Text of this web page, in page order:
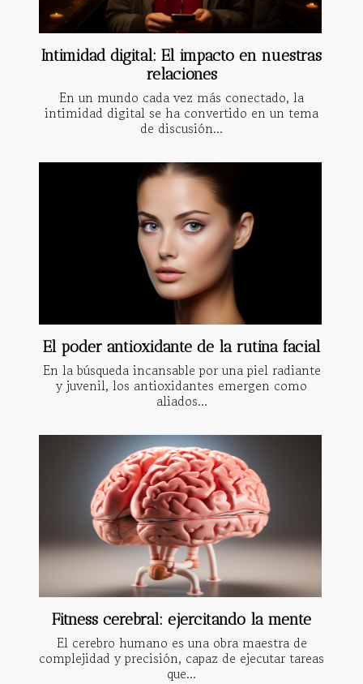
Intimidad digital: El impacto en nuestras
relaciones
En un mundo cada vez más conectado, la
intimidad digital se ha convertido en un tema
de discusión...
El poder antioxidante de la rutina facial
En la búsqueda incansable por una piel radiante
y juvenil, los antioxidantes emergen como
aliados...
Fitness cerebral: ejercitando la mente
El cerebro humano es una obra maestra de
complejidad y precisión, capaz de ejecutar tareas
que...